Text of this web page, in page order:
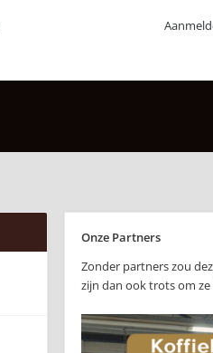
Onze Partners
Zonder partners zou
zijn dan ook trots om